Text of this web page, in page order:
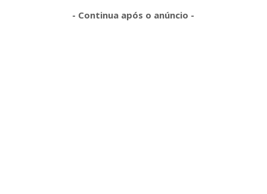
- Continua após o anúncio -